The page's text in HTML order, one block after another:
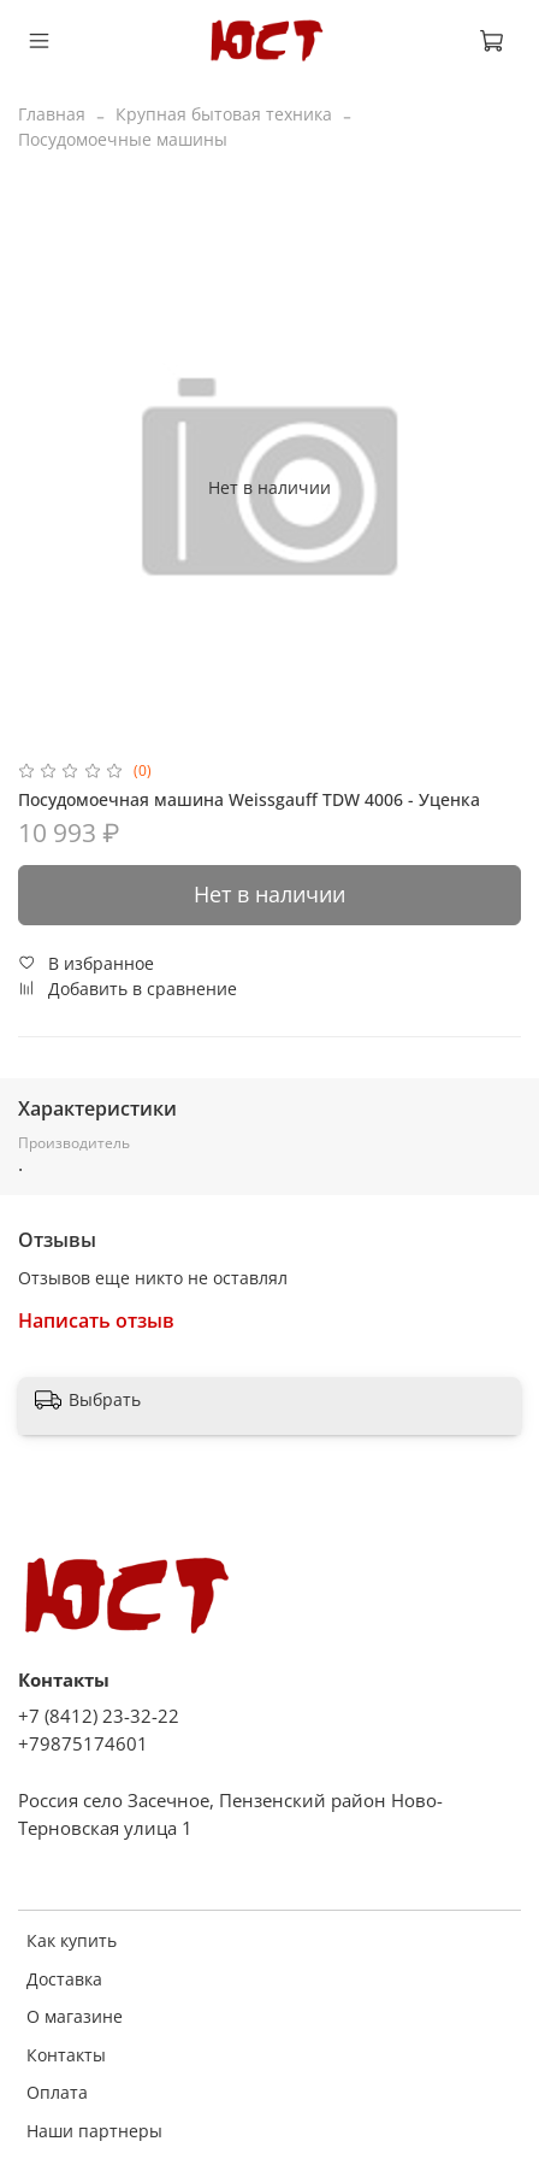
Главная
Крупная бытовая техника
Посудомоечные машины
Нет в наличии
(0)
Посудомоечная машина Weissgauff TDW 4006 - Уценка
10 993 ₽
Нет в наличии
В избранное
Добавить в сравнение
Характеристики
Производитель
.
Отзывы
Отзывов еще никто не оставлял
Написать отзыв
Выбрать
Как купить
Доставка
О магазине
Контакты
Оплата
Наши партнеры
Контакты
+7 (8412) 23-32-22
+79875174601
Россия село Засечное, Пензенский район Ново-
Терновская улица 1